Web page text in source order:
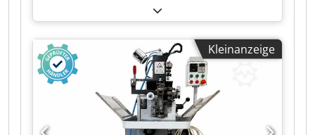
Gewicht: ca. 1745 kg Farbe: telegrau RAL 7045/
RAL 7047.
Hollowface-Einheit. Dsdpfozcdyrex Adyswa
Kleinanzeige